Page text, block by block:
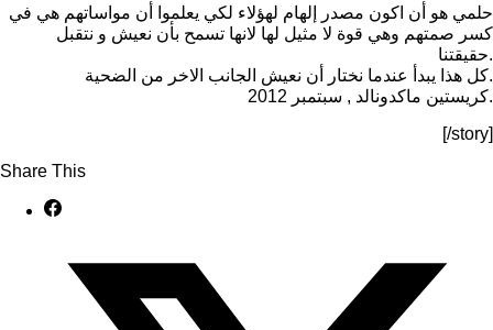
حلمي هو أن اكون مصدر إلهام لهؤلاء لكي يعلموا أن مواساتهم هي في
كسر صمتهم وهي قوة لا مثيل لها لانها تسمح بأن نعيش و نتقبل
حقيقتنا.
كل هذا يبدأ عندما نختار أن نعيش الجانب الاخر من الضحية.
كريستين ماكدونالد , سبتمبر 2012.
[/story]
Share This